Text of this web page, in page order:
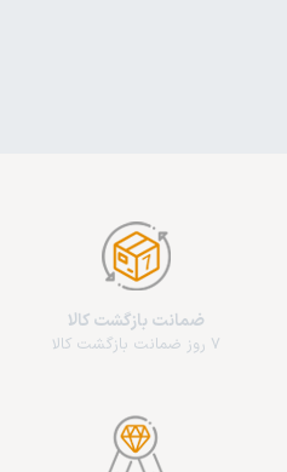
ضمانت بازگشت کالا
7 روز ضمانت بازگشت کالا